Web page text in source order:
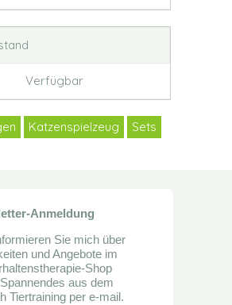
Verfügbar
Katzenspielzeug Sets
Anmeldung
Sie mich über
und Angebote im
Shop
aus dem
Tiertraining per e-mail.